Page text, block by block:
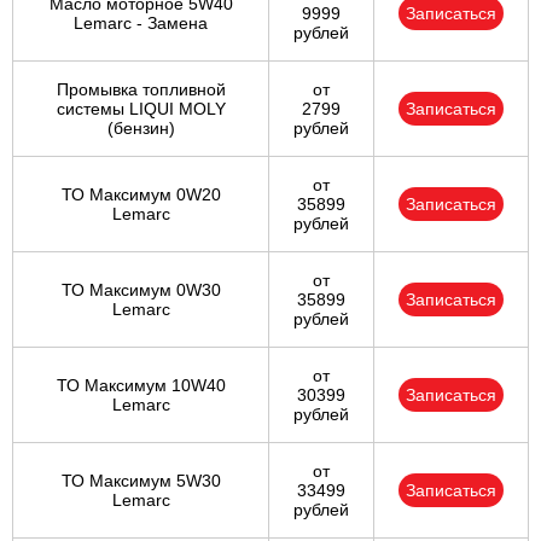
Масло моторное 5W40
Lemarc - Замена
9999
рублей
Записаться
Промывка топливной
системы LIQUI MOLY
(бензин)
от
2799
рублей
Записаться
ТО Максимум 0W20
Lemarc
от
35899
рублей
Записаться
ТО Максимум 0W30
Lemarc
от
35899
рублей
Записаться
ТО Максимум 10W40
Lemarc
от
30399
рублей
Записаться
ТО Максимум 5W30
Lemarc
от
33499
рублей
Записаться